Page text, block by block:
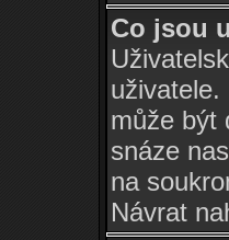
Co jsou
může být
snáze
na
Návrat